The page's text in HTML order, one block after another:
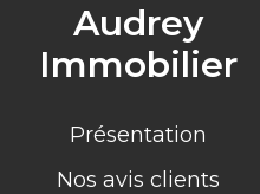
Audrey
Immobilier
Présentation
Nos avis clients